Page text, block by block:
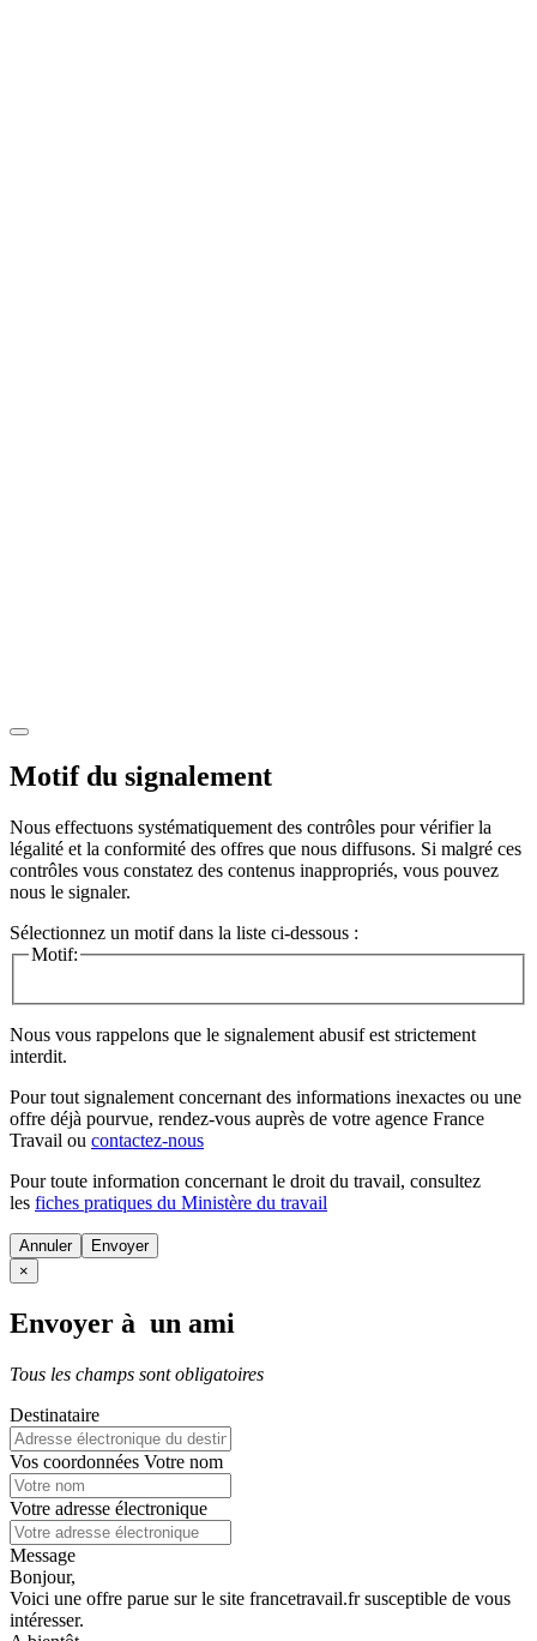
Motif du signalement
Nous effectuons systématiquement des contrôles pour vérifier la
légalité et la conformité des offres que nous diffusons. Si malgré ces
contrôles vous constatez des contenus inappropriés, vous pouvez
nous le signaler.
Sélectionnez un motif dans la liste ci-dessous :
Motif:
Nous vous rappelons que le signalement abusif est strictement
interdit.
Pour tout signalement concernant des informations inexactes ou une
offre déjà pourvue, rendez-vous auprès de votre agence France
Travail ou contactez-nous
Pour toute information concernant le droit du travail, consultez
les fiches pratiques du Ministère du travail
Annuler
×
Envoyer à un ami
Tous les champs sont obligatoires
Destinataire
Vos coordonnées Votre nom
Votre adresse électronique
Message
Bonjour,
Voici une offre parue sur le site francetravail.fr susceptible de vous
intéresser.